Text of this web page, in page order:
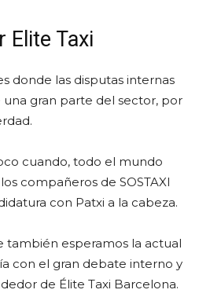
Elite Taxi
donde las disputas internas
una gran parte del sector, por
cuando, todo el mundo
compañeros de SOSTAXI
con Patxi a la cabeza.
también esperamos la actual
con el gran debate interno y
de Élite Taxi Barcelona.